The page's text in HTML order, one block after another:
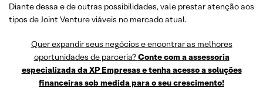
Diante dessa e de outras possibilidades, vale prestar atenção aos
tipos de Joint Venture viáveis no mercado atual.
Quer expandir seus negócios e encontrar as melhores
oportunidades de parceria?Conte com a assessoria
especializada da XP Empresas e tenha acesso a soluções
financeiras sob medida para o seu crescimento!